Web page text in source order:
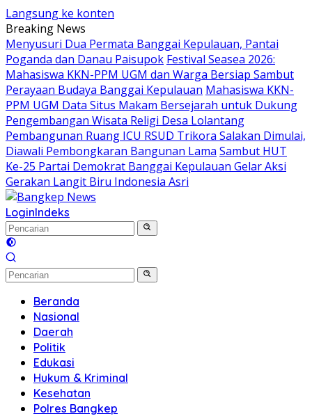
Langsung ke konten
Breaking News
Menyusuri Dua Permata Banggai Kepulauan, Pantai
Poganda dan Danau Paisupok Festival Seasea 2026:
Mahasiswa KKN-PPM UGM dan Warga Bersiap Sambut
Perayaan Budaya Banggai Kepulauan Mahasiswa KKN-
PPM UGM Data Situs Makam Bersejarah untuk Dukung
Pengembangan Wisata Religi Desa Lolantang
Pembangunan Ruang ICU RSUD Trikora Salakan Dimulai,
Diawali Pembongkaran Bangunan Lama Sambut HUT
Ke-25 Partai Demokrat Banggai Kepulauan Gelar Aksi
Gerakan Langit Biru Indonesia Asri
LoginIndeks
Beranda
Nasional
Daerah
Politik
Edukasi
Hukum & Kriminal
Kesehatan
Polres Bangkep